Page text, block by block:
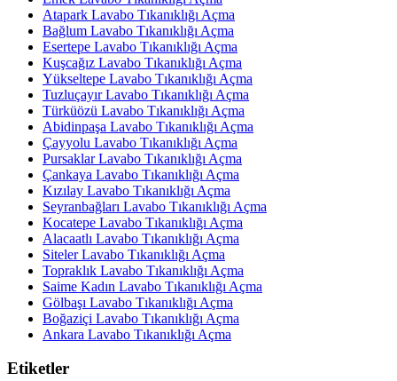
Atapark Lavabo Tıkanıklığı Açma
Bağlum Lavabo Tıkanıklığı Açma
Esertepe Lavabo Tıkanıklığı Açma
Kuşcağız Lavabo Tıkanıklığı Açma
Yükseltepe Lavabo Tıkanıklığı Açma
Tuzluçayır Lavabo Tıkanıklığı Açma
Türküözü Lavabo Tıkanıklığı Açma
Abidinpaşa Lavabo Tıkanıklığı Açma
Çayyolu Lavabo Tıkanıklığı Açma
Pursaklar Lavabo Tıkanıklığı Açma
Çankaya Lavabo Tıkanıklığı Açma
Kızılay Lavabo Tıkanıklığı Açma
Seyranbağları Lavabo Tıkanıklığı Açma
Kocatepe Lavabo Tıkanıklığı Açma
Alacaatlı Lavabo Tıkanıklığı Açma
Siteler Lavabo Tıkanıklığı Açma
Topraklık Lavabo Tıkanıklığı Açma
Saime Kadın Lavabo Tıkanıklığı Açma
Gölbaşı Lavabo Tıkanıklığı Açma
Boğaziçi Lavabo Tıkanıklığı Açma
Ankara Lavabo Tıkanıklığı Açma
Etiketler